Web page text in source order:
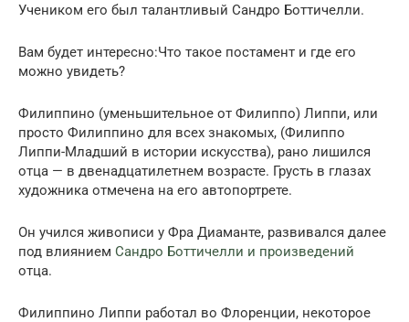
Учеником его был талантливый Сандро Боттичелли.
Вам будет интересно:Что такое постамент и где его
можно увидеть?
Филиппино (уменьшительное от Филиппо) Липпи, или
просто Филиппино для всех знакомых, (Филиппо
Липпи-Младший в истории искусства), рано лишился
отца — в двенадцатилетнем возрасте. Грусть в глазах
художника отмечена на его автопортрете.
Он учился живописи у Фра Диаманте, развивался далее
под влиянием Сандро Боттичелли и произведений
отца.
Филиппино Липпи работал во Флоренции, некоторое